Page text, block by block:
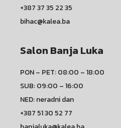
+387 37 35 22 35
bihac@kalea.ba
Salon Banja Luka
PON – PET: 08:00 – 18:00
SUB: 09:00 – 16:00
NED: neradni dan
+387 51 30 52 77